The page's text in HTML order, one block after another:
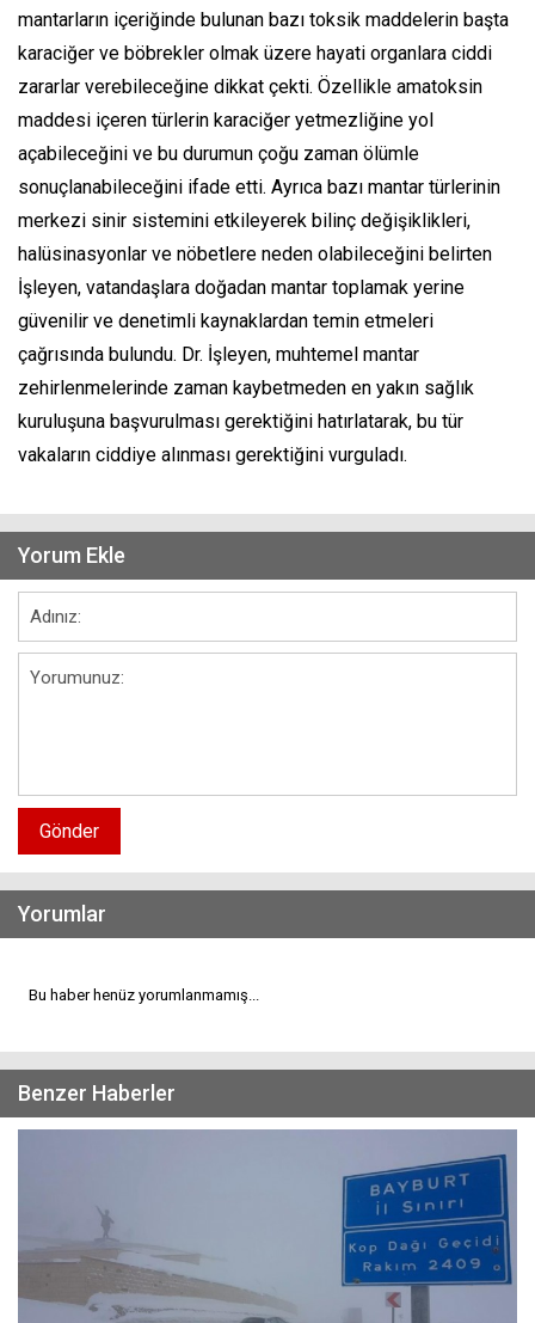
mantarların içeriğinde bulunan bazı toksik maddelerin başta
karaciğer ve böbrekler olmak üzere hayati organlara ciddi
zararlar verebileceğine dikkat çekti. Özellikle amatoksin
maddesi içeren türlerin karaciğer yetmezliğine yol
açabileceğini ve bu durumun çoğu zaman ölümle
sonuçlanabileceğini ifade etti. Ayrıca bazı mantar türlerinin
merkezi sinir sistemini etkileyerek bilinç değişiklikleri,
halüsinasyonlar ve nöbetlere neden olabileceğini belirten
İşleyen, vatandaşlara doğadan mantar toplamak yerine
güvenilir ve denetimli kaynaklardan temin etmeleri
çağrısında bulundu. Dr. İşleyen, muhtemel mantar
zehirlenmelerinde zaman kaybetmeden en yakın sağlık
kuruluşuna başvurulması gerektiğini hatırlatarak, bu tür
vakaların ciddiye alınması gerektiğini vurguladı.
Yorum Ekle
Gönder
Yorumlar
Bu haber henüz yorumlanmamış...
Benzer Haberler